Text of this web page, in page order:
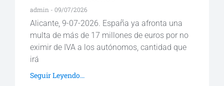
admin 09/07/2026
Alicante, 9-07-2026. España ya afronta una
multa de más de 17 millones de euros por no
eximir de IVA a los autónomos, cantidad que
irá
Seguir Leyendo...